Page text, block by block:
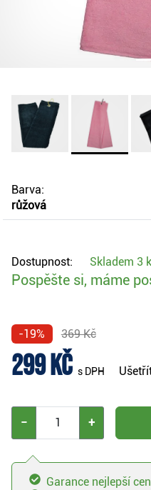
Barva:
růžová
Dostupnost: Skladem 3
Pospěšte si, máme
-19% 369 Kč
299 Kč s DPH
− +
Garance nejlepší